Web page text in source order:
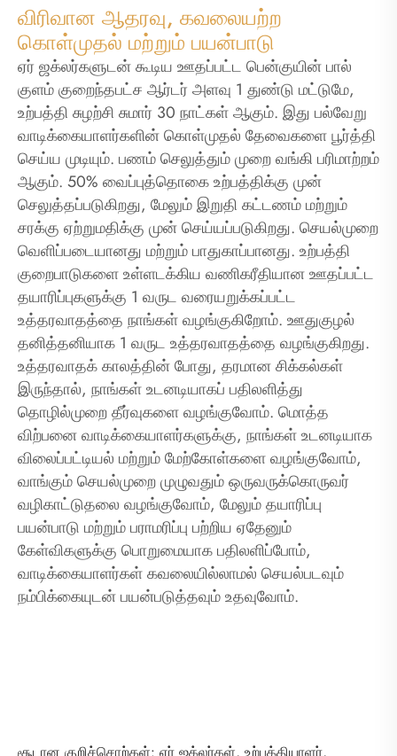
விரிவான ஆதரவு, கவலையற்ற
கொள்முதல் மற்றும் பயன்பாடு
ஏர் ஜக்லர்களுடன் கூடிய ஊதப்பட்ட பென்குயின் பால்
குளம் குறைந்தபட்ச ஆர்டர் அளவு 1 துண்டு மட்டுமே,
உற்பத்தி சுழற்சி சுமார் 30 நாட்கள் ஆகும். இது பல்வேறு
வாடிக்கையாளர்களின் கொள்முதல் தேவைகளை பூர்த்தி
செய்ய முடியும். பணம் செலுத்தும் முறை வங்கி பரிமாற்றம்
ஆகும். 50% வைப்புத்தொகை உற்பத்திக்கு முன்
செலுத்தப்படுகிறது, மேலும் இறுதி கட்டணம் மற்றும்
சரக்கு ஏற்றுமதிக்கு முன் செய்யப்படுகிறது. செயல்முறை
வெளிப்படையானது மற்றும் பாதுகாப்பானது. உற்பத்தி
குறைபாடுகளை உள்ளடக்கிய வணிகரீதியான ஊதப்பட்ட
தயாரிப்புகளுக்கு 1 வருட வரையறுக்கப்பட்ட
உத்தரவாதத்தை நாங்கள் வழங்குகிறோம். ஊதுகுழல்
தனித்தனியாக 1 வருட உத்தரவாதத்தை வழங்குகிறது.
உத்தரவாதக் காலத்தின் போது, ​​தரமான சிக்கல்கள்
இருந்தால், நாங்கள் உடனடியாகப் பதிலளித்து
தொழில்முறை தீர்வுகளை வழங்குவோம். மொத்த
விற்பனை வாடிக்கையாளர்களுக்கு, நாங்கள் உடனடியாக
விலைப்பட்டியல் மற்றும் மேற்கோள்களை வழங்குவோம்,
வாங்கும் செயல்முறை முழுவதும் ஒருவருக்கொருவர்
வழிகாட்டுதலை வழங்குவோம், மேலும் தயாரிப்பு
பயன்பாடு மற்றும் பராமரிப்பு பற்றிய ஏதேனும்
கேள்விகளுக்கு பொறுமையாக பதிலளிப்போம்,
வாடிக்கையாளர்கள் கவலையில்லாமல் செயல்படவும்
நம்பிக்கையுடன் பயன்படுத்தவும் உதவுவோம்.